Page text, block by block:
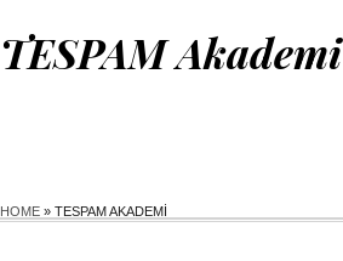
TESPAM Akademi
HOME » TESPAM AKADEMI